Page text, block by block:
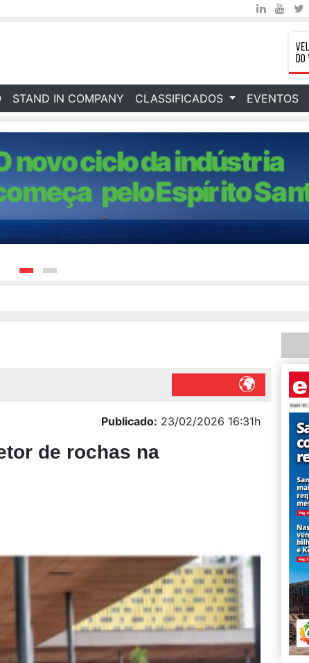
STAND IN COMPANY CLASSIFICADOS EVENTOS
Publicado: 23/02/2026 16:31h
de rochas na